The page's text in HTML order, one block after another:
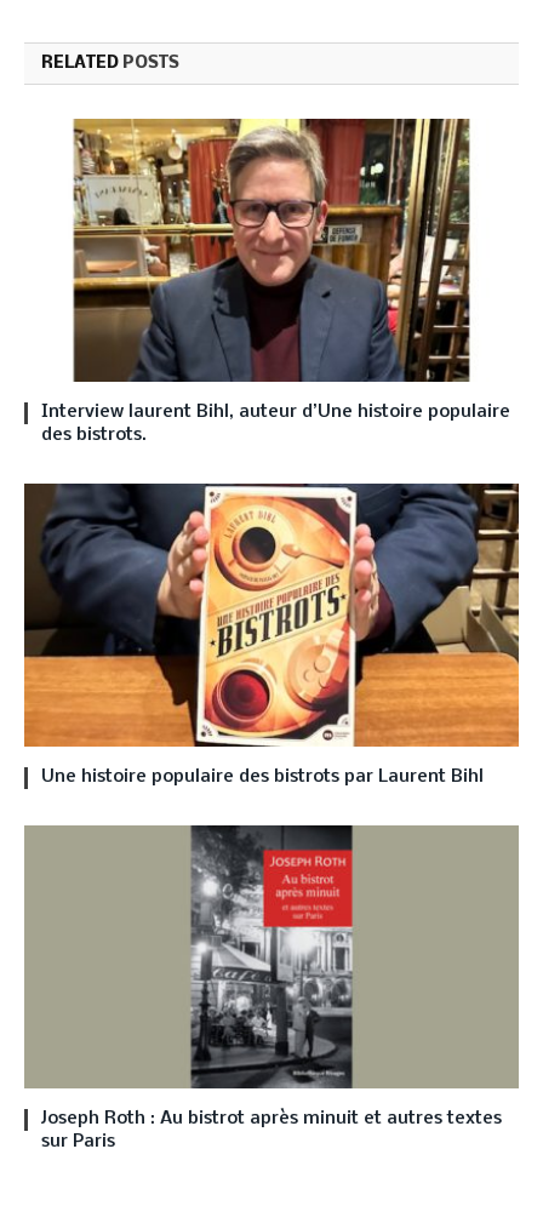
RELATED POSTS
Interview laurent Bihl, auteur d’Une histoire populaire
des bistrots.
Une histoire populaire des bistrots par Laurent Bihl
Joseph Roth : Au bistrot après minuit et autres textes
sur Paris